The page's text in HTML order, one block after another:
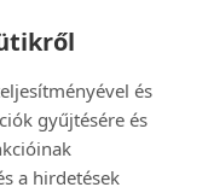
és
gyűjtésére és
a hirdetések